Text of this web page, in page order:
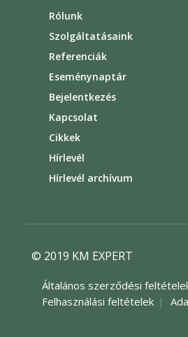
Rólunk
Szolgáltatásaink
Referenciák
Eseménynaptár
Bejelentkezés
Kapcsolat
Cikkek
Hírlevél
Hírlevél archívum
© 2019 KM EXPERT
Általános szerződési
Felhasználási feltételek